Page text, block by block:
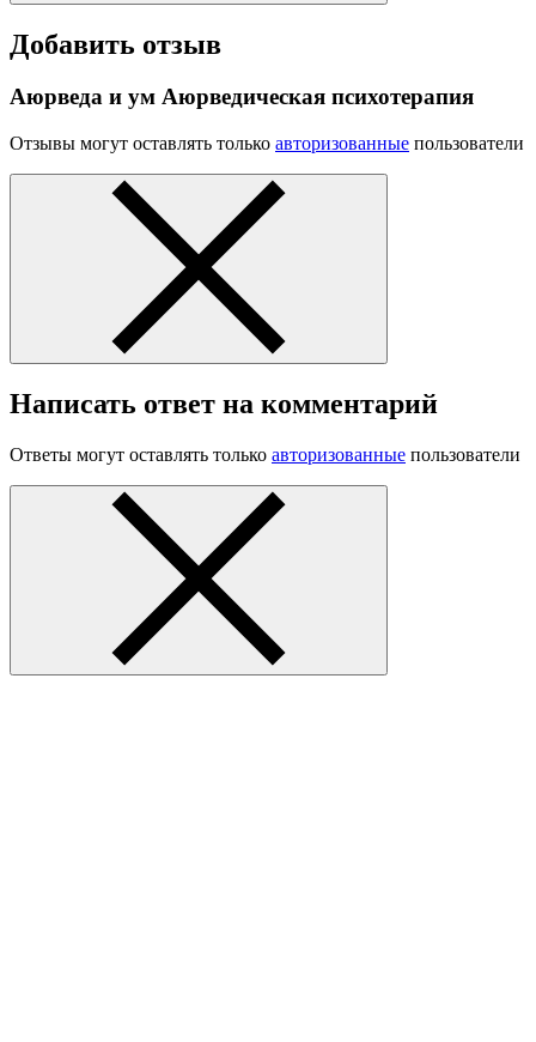
Добавить отзыв
Аюрведа и ум Аюрведическая психотерапия
Отзывы могут оставлять только авторизованные пользователи
Написать ответ на комментарий
Ответы могут оставлять только авторизованные пользователи